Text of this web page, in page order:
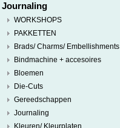
Journaling
WORKSHOPS
PAKKETTEN
Brads/ Charms/ Embellishments
Bindmachine + accesoires
Bloemen
Die-Cuts
Gereedschappen
Journaling
Kleuren/ Kleurplaten